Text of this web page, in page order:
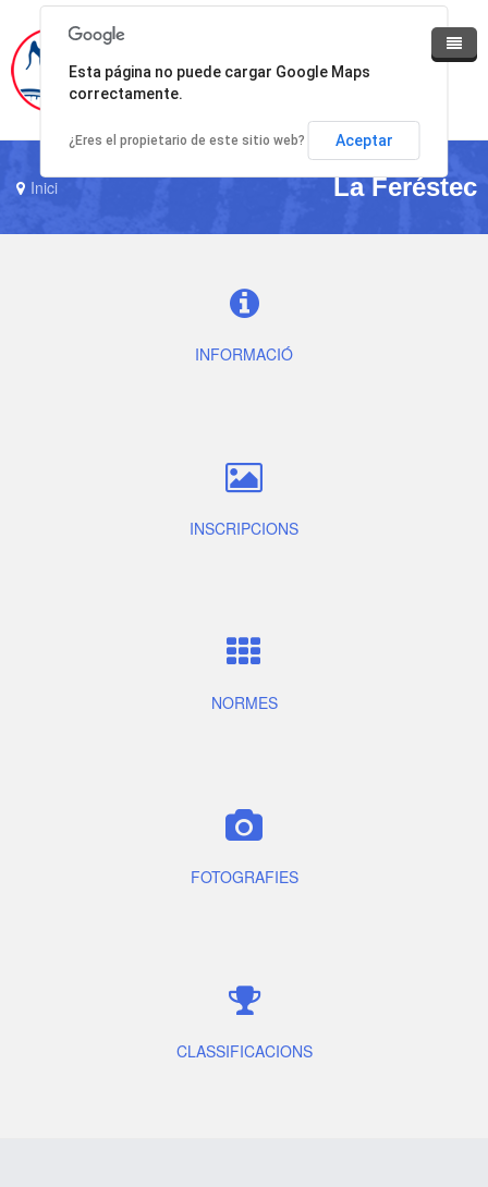
Inici La Feréstec
INFORMACIÓ
INSCRIPCIONS
NORMES
FOTOGRAFIES
CLASSIFICACIONS
Esta página no puede cargar Google Maps
correctamente.
¿Eres el propietario de este sitio web? Aceptar